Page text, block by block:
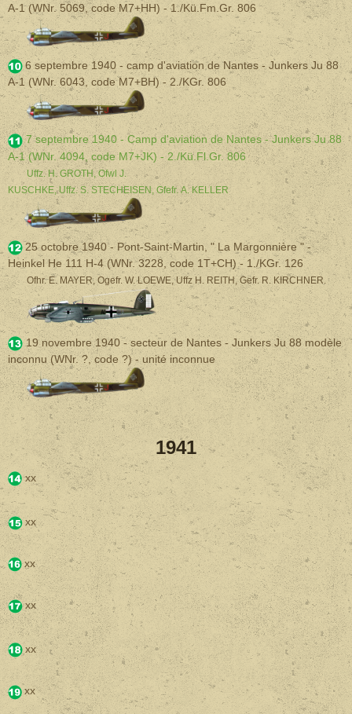
A-1(WNr. 5069, code M7+HH) - 1./Kü.Fm.Gr. 806
6 septembre 1940 - camp d'aviation de Nantes - Junkers Ju 88
A-1 (WNr. 6043, code M7+BH) - 2./KGr. 806
7 septembre 1940 - Camp d'aviation de Nantes - Junkers Ju 88
A-1 (WNr. 4094, code M7+JK) - 2./Kü.Fl.Gr. 806
Uffz. H. GROTH, Ofwl J.
KUSCHKE, Uffz. S. STECHEISEN, Gfefr. A. KELLER
25 octobre 1940 - Pont-Saint-Martin, " La Margonnière " -
Heinkel He 111 H-4 (WNr. 3228, code 1T+CH) - 1./KGr. 126
Ofhr. E. MAYER, Ogefr. W. LOEWE, Uffz H. REITH, Gefr. R. KIRCHNER.
19 novembre 1940 - secteur de Nantes - Junkers Ju 88 modèle
inconnu (WNr. ?, code ?) - unité inconnue
1941
xx
xx
xx
xx
xx
xx